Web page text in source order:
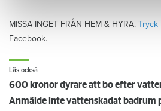
MISSA INGET FRÅN HEM & HYRA. Tryck
Facebook.
Läs också
600 kronor dyrare att bo efter